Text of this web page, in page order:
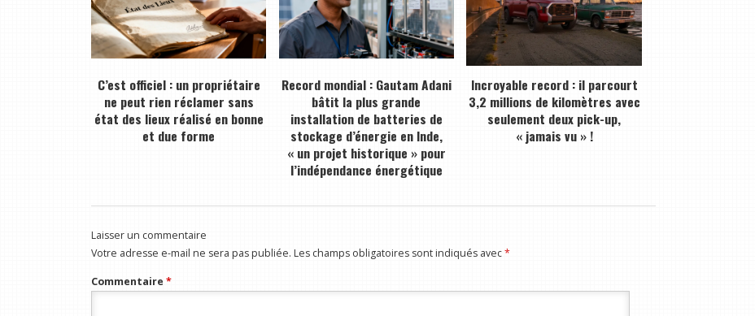
C’est officiel : un propriétaire
ne peut rien réclamer sans
état des lieux réalisé en bonne
et due forme
Record mondial : Gautam Adani
bâtit la plus grande
installation de batteries de
stockage d’énergie en Inde,
« un projet historique » pour
l’indépendance énergétique
Incroyable record : il parcourt
3,2 millions de kilomètres avec
seulement deux pick-up,
« jamais vu » !
Laisser un commentaire
Votre adresse e-mail ne sera pas publiée. Les champs obligatoires sont indiqués avec*
Commentaire *